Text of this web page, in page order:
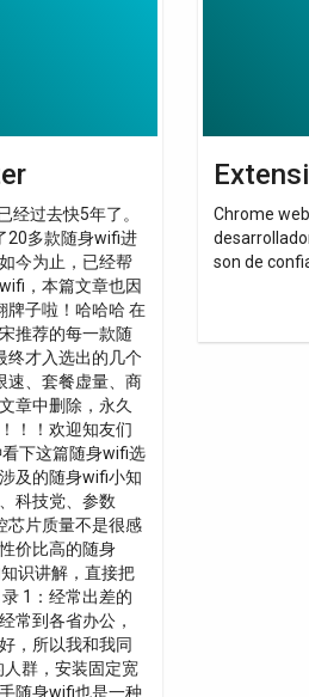
经过去快5年了。
20多款随身wifi进
今为止，已经帮
，本篇文章也因
牌子啦！哈哈哈 在
推荐的每一款随
终才入选出的几个
速、套餐虚量、商
章中删除，永久
！！欢迎知友们
下这篇随身wifi选
及的随身wifi小知
科技党、参数
芯片质量不是很感
价比高的随身
识讲解，直接把
1：经常出差的
常到各省办公，
，所以我和我同
群，安装固定宽
随身wifi也是一种
Chrome
son de